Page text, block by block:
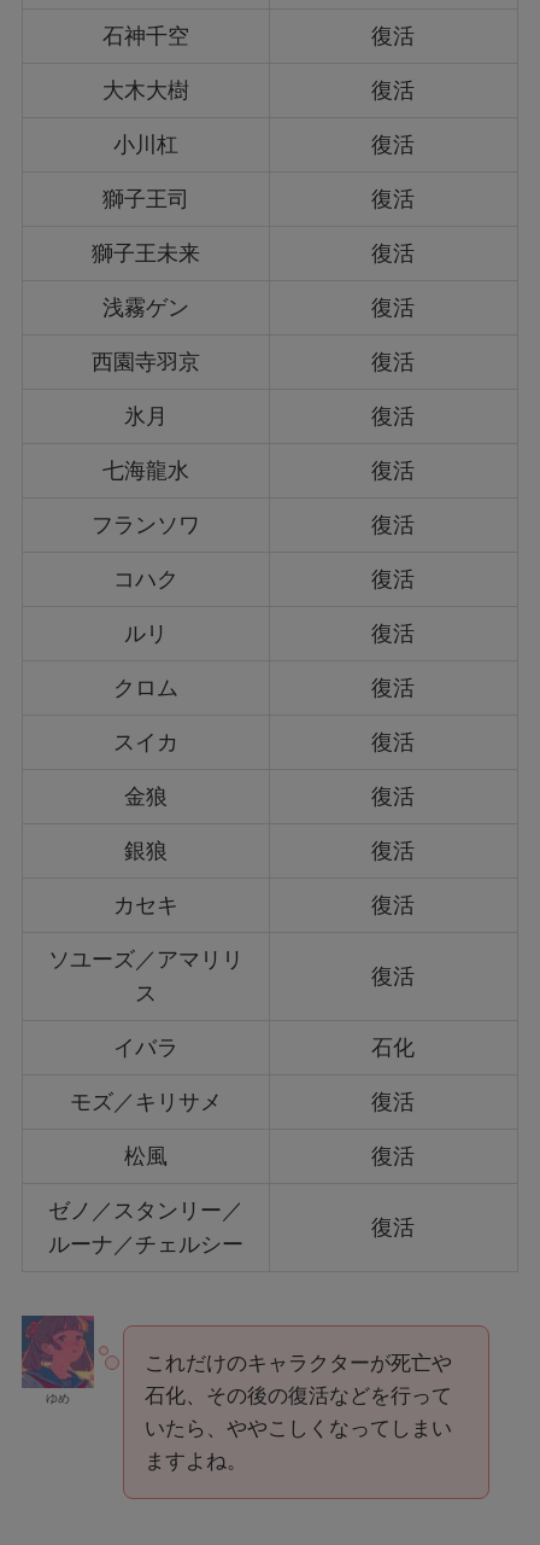
石神千空 復活
大木大樹 復活
小川杠 復活
獅子王司 復活
獅子王未来 復活
浅霧ゲン 復活
西園寺羽京 復活
氷月 復活
七海龍水 復活
フランソワ 復活
コハク 復活
ルリ 復活
クロム 復活
スイカ 復活
金狼 復活
銀狼 復活
カセキ 復活
ソユーズ／アマリリ
ス
復活
イバラ 石化
モズ／キリサメ 復活
松風 復活
ゼノ／スタンリー／
ルーナ／チェルシー
復活
ゆめ
これだけのキャラクターが死亡や
石化、その後の復活などを行って
いたら、ややこしくなってしまい
ますよね。